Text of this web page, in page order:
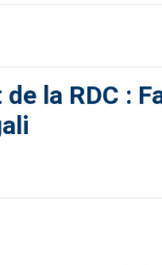
de la RDC :